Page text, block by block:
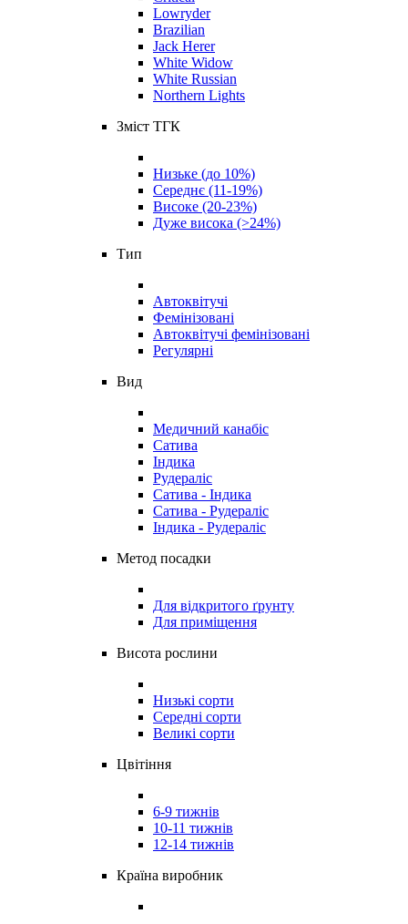
Lowryder
Brazilian
Jack Herer
White Widow
White Russian
Northern Lights
Зміст ТГК
Низьке (до 10%)
Середнє (11-19%)
Високе (20-23%)
Дуже висока (>24%)
Тип
Автоквітучі
Фемінізовані
Автоквітучі фемінізовані
Регулярні
Вид
Медичний канабіс
Сатива
Індика
Рудераліс
Сатива - Індика
Сатива - Рудераліс
Індика - Рудераліс
Метод посадки
Для відкритого ґрунту
Для приміщення
Висота рослини
Низькі сорти
Середні сорти
Великі сорти
Цвітіння
6-9 тижнів
10-11 тижнів
12-14 тижнів
Країна виробник